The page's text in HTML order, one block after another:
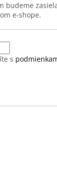
budeme
e-shope.
s